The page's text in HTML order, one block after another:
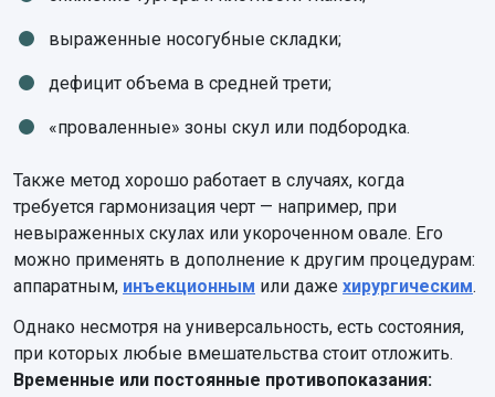
выраженные носогубные складки;
дефицит объема в средней трети;
«проваленные» зоны скул или подбородка.
Также метод хорошо работает в случаях, когда
требуется гармонизация черт — например, при
невыраженных скулах или укороченном овале. Его
можно применять в дополнение к другим процедурам:
аппаратным, инъекционным или даже хирургическим.
Однако несмотря на универсальность, есть состояния,
при которых любые вмешательства стоит отложить.
Временные или постоянные противопоказания: